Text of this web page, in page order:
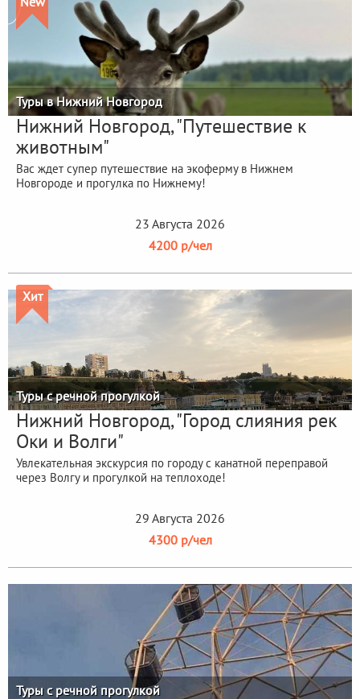
Туры в Нижний Новгород
Нижний Новгород, "Путешествие к
животным"
Вас ждет супер путешествие на экоферму в Нижнем
Новгороде и прогулка по Нижнему!
23 Августа 2026
4200 р/чел
Хит
Туры с речной прогулкой
Нижний Новгород, "Город слияния рек
Оки и Волги"
Увлекательная экскурсия по городу с канатной переправой
через Волгу и прогулкой на теплоходе!
29 Августа 2026
4300 р/чел
Туры с речной прогулкой